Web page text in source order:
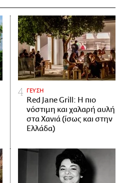
ΓΕΥΣΗ
Red Jane Grill: Η πιο
νόστιμη και χαλαρή αυλή
στα Χανιά (ίσως και στην
Ελλάδα)